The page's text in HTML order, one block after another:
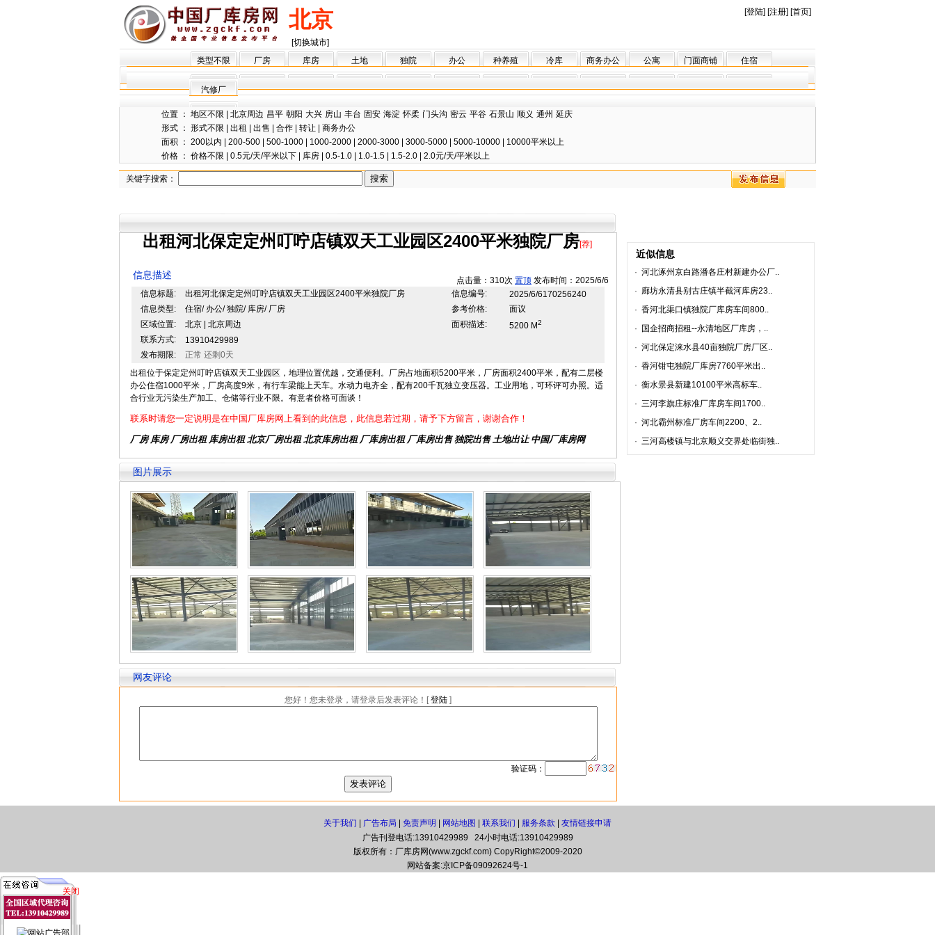
北京
[切换城市]
[登陆] [注册] [首页]
类型不限 厂房 库房 土地 独院 办公 种养殖 冷库 商务办公 公寓 门面商铺 住宿
汽修厂
位置 ： 地区不限 北京周边 昌平 朝阳 大兴 房山 丰台 固安 海淀 怀柔 门头沟 密云 平谷 石景山 顺义 通州 延庆
形式 ： 形式不限 出租 出售 合作 转让
商务办公
面积 ： 200以内 200-500 500-1000 1000-2000 2000-3000 3000-5000 5000-10000
10000平米以上
价格 ： 价格不限 0.5元/天/平米以下 库房 0.5-1.0 1.0-1.5 1.5-2.0 2.0元/天/平米以上
关键字搜索：
出租河北保定定州叮咛店镇双天工业园区2400平米独院厂房[荐]
点击量：310次 置顶 发布时间：2025/6/6
信息描述
信息标题: 出租河北保定定州叮咛店镇双天工业园区2400平米独院厂房 信息编号:
2025/6/6170256240
信息类型:
住宿/ 办公/ 独院/ 库房/ 厂房 参考价格:
面议
区域位置:
北京 | 北京周边 面积描述: 5200 M2
联系方式:
13910429989
发布期限:
正常 还剩0天
出租位于保定定州叮咛店镇双天工业园区，地理位置优越，交通便利。厂房占地面积5200平米，厂房面积2400平米，配有二层楼
办公住宿1000平米，厂房高度9米，有行车梁能上天车。水动力电齐全，配有200千瓦独立变压器。工业用地，可环评可办照。适
合行业无污染生产加工、仓储等行业不限。有意者价格可面谈！
联系时请您一定说明是在中国厂库房网上看到的此信息，此信息若过期，请予下方留言，谢谢合作！
厂房 库房 厂房出租 库房出租 北京厂房出租 北京库房出租 厂库房出租 厂库房出售 独院出售 土地出让 中国厂库房网
图片展示
网友评论
您好！您未登录，请登录后发表评论！[登陆 ]
验证码：
近似信息
· 河北涿州京白路潘各庄村新建办公厂..
· 廊坊永清县别古庄镇半截河库房23..
· 香河北渠口镇独院厂库房车间800..
·
国企招商招租--永清地区厂库房，..
· 河北保定涞水县40亩独院厂房厂区..
· 香河钳屯独院厂库房7760平米出..
· 衡水景县新建10100平米高标车..
· 三河李旗庄标准厂库房车间1700..
· 河北霸州标准厂房车间2200、2..
· 三河高楼镇与北京顺义交界处临街独..
关于我们 广告布局 免责声明 网站地图 联系我们 服务条款
友情链接申请
广告刊登电话:13910429989 24小时电话:13910429989
版权所有：厂库房网(www.zgckf.com) CopyRight©2009-2020
网站备案:京ICP备09092624号-1
关闭